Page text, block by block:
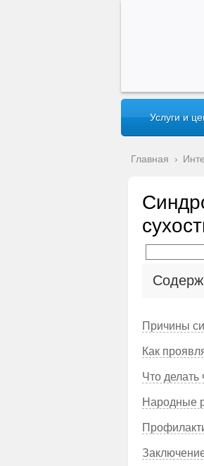
Услуги и
Главная ›
Причины
Как
Что делать
Народные